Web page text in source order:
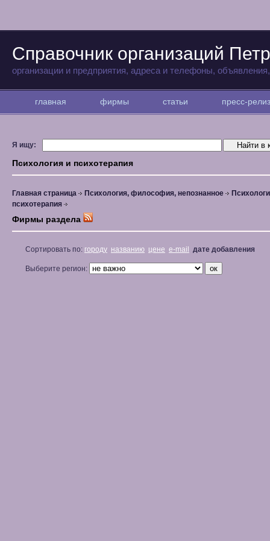
Справочник организаций
организации и предприятия, адреса и телефоны,
главная фирмы статьи пресс-
Я ищу:
Психология и психотерапия
Главная страница Психология, философия, непознанное
психотерапия
Фирмы раздела
Сортировать по: городу названию цене e-mail дате добавления
Выберите регион: